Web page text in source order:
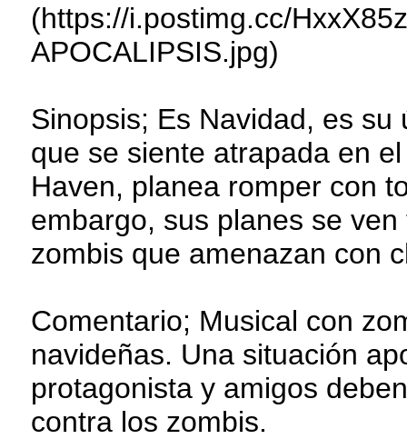
(https://i.postimg.cc/
APOCALIPSIS.jpg)
Sinopsis; Es Navidad, es
que se siente atrapada en
Haven, planea romper con
embargo, sus planes se
zombis que amenazan con
Comentario; Musical con
navideñas. Una situación
protagonista y amigos
contra los zombis.